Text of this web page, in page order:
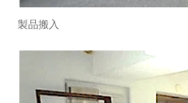
製品搬⼊